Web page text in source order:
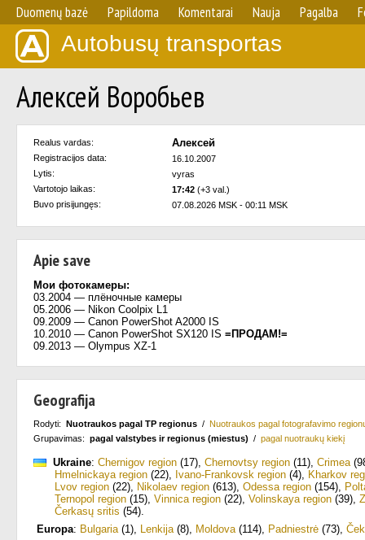
Duomenų bazė Papildoma Komentarai Nauja Pagalba
Autobusų transportas
Алексей Воробьев
Realus vardas: Алексей
Registracijos data:
16.10.2007
Lytis:
vyras
Vartotojo laikas:
17:42 (+3 val.)
Buvo prisijungęs:
07.08.2026 MSK - 00:11 MSK
Apie save
Мои фотокамеры:
03.2004 — плёночные камеры
05.2006 — Nikon Coolpix L1
09.2009 — Canon PowerShot A2000 IS
10.2010 — Canon PowerShot SX120 IS =ПРОДАМ!=
09.2013 — Olympus XZ-1
Geografija
Rodyti: Nuotraukos pagal TP regionus / Nuotraukos pagal fotografavimo
Grupavimas: pagal valstybes ir regionus (miestus) / pagal nuotraukų kiekį
Ukraine: Chernigov region (17), Chernovtsy region (11), Crimea
Hmelnickaya region (22), Ivano-Frankovsk region (4), Kharkov
Lvov region (22), Nikolaev region (613), Odessa region (154),
Ternopol region (15), Vinnica region (22), Volinskaya region (39),
Čerkasų sritis (54).
Europa: Bulgaria(1), Lenkija(8), Moldova(114), Padniestrė (73),